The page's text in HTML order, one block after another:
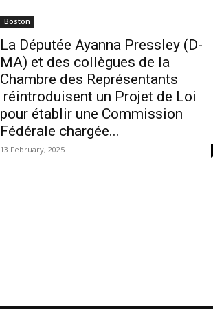
Boston
La Députée Ayanna Pressley (D-
MA) et des collègues de la
Chambre des Représentants
réintroduisent un Projet de Loi
pour établir une Commission
Fédérale chargée...
13 February, 2025